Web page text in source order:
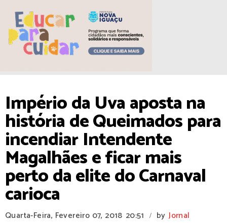
Império da Uva aposta na
história de Queimados para
incendiar Intendente
Magalhães e ficar mais
perto da elite do Carnaval
carioca
Quarta-Feira, Fevereiro 07, 2018 20:51 / by Jornal